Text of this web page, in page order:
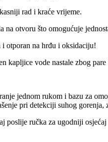
rad i kraće vrijeme.
otvoru što omogućuje
otporan na hrđu i oksidaciju!
vode nastale zbog
jednom rukom i bazu za
pri detekciji suhog
ručka za ugodniji